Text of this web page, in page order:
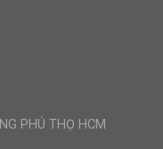
PHÚ THỌ HCM